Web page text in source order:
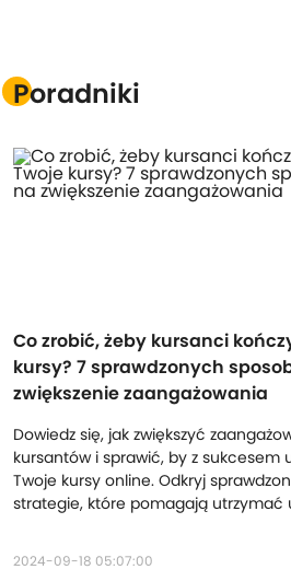
Poradniki
Co zrobić, żeby kursanci
kursy? 7 sprawdzonych
zwiększenie zaangażowania
Dowiedz się, jak zwiększyć
kursantów i sprawić, by z sukcesem
Twoje kursy online. Odkryj
strategie, które pomagają utrzymać
2024-09-18 05:07:00